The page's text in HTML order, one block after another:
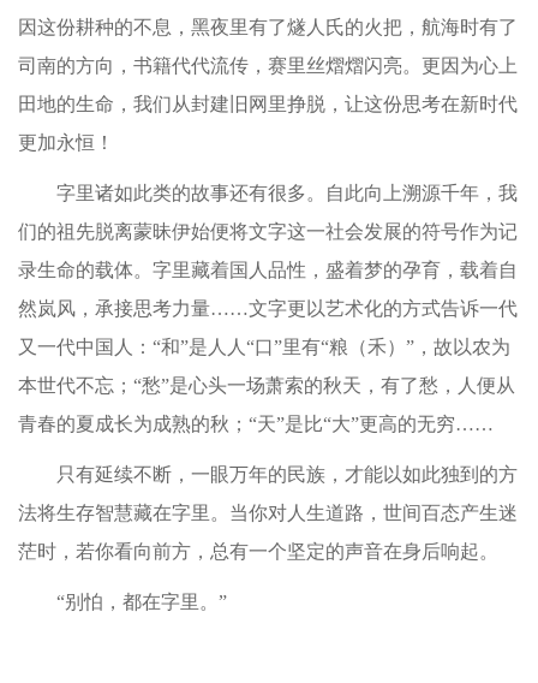
因这份耕种的不息，黑夜里有了燧人氏的火把，航海时有了
司南的方向，书籍代代流传，赛里丝熠熠闪亮。更因为心上
田地的生命，我们从封建旧网里挣脱，让这份思考在新时代
更加永恒！
字里诸如此类的故事还有很多。自此向上溯源千年，我
们的祖先脱离蒙昧伊始便将文字这一社会发展的符号作为记
录生命的载体。字里藏着国人品性，盛着梦的孕育，载着自
然岚风，承接思考力量……文字更以艺术化的方式告诉一代
又一代中国人：“和”是人人“口”里有“粮（禾）”，故以农为
本世代不忘；“愁”是心头一场萧索的秋天，有了愁，人便从
青春的夏成长为成熟的秋；“天”是比“大”更高的无穷……
只有延续不断，一眼万年的民族，才能以如此独到的方
法将生存智慧藏在字里。当你对人生道路，世间百态产生迷
茫时，若你看向前方，总有一个坚定的声音在身后响起。
“别怕，都在字里。”